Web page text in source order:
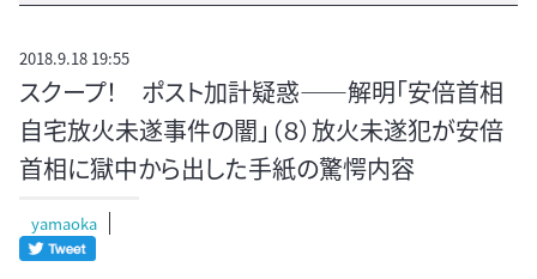
2018.9.18 19:55
スクープ！ ポスト加計疑惑――解明「安倍首相
自宅放火未遂事件の闇」（８）放火未遂犯が安倍
首相に獄中から出した手紙の驚愕内容
yamaoka